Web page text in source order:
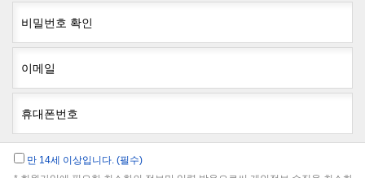
비밀번호 확인
이메일
휴대폰번호
만 14세 이상입니다. (필수)